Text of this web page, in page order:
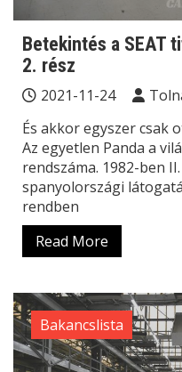
Betekintés a SEAT
2. rész
2021-11-24
És akkor egyszer csak
Az egyetlen Panda a
rendszáma. 1982-ben
spanyolországi
rendben
Read More
Bakancslista